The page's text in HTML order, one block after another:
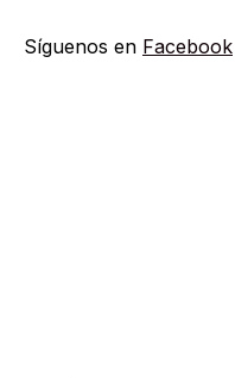
Síguenos en Facebook